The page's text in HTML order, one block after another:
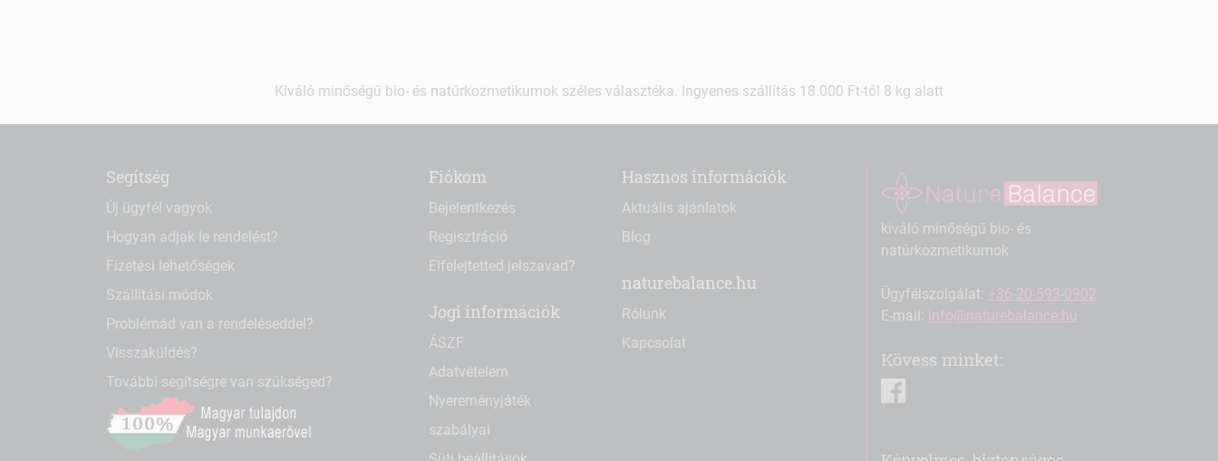
Kiváló minőségű bio- és natúrkozmetikumok széles választéka. Ingyenes szállítás 18.000 Ft-tól 8 kg alatt
Segítség
Új ügyfél vagyok
Hogyan adjak le rendelést?
Fizetési lehetőségek
Szállítási módok
Problémád van a rendeléseddel?
Visszaküldés?
További segítségre van szükséged?
Fiókom
Bejelentkezés
Regisztráció
Elfelejtetted jelszavad?
Jogi információk
ÁSZF
Adatvételem
Nyereményjáték
szabályai
Hasznos információk
Aktuális ajánlatok
Blog
naturebalance.hu
Rólunk
Kapcsolat
kiváló minőségű bio- és
natúrkozmetikumok
Ügyfélszolgálat: +36-20-593-0902
E-mail: info@naturebalance.hu
Kövess minket: